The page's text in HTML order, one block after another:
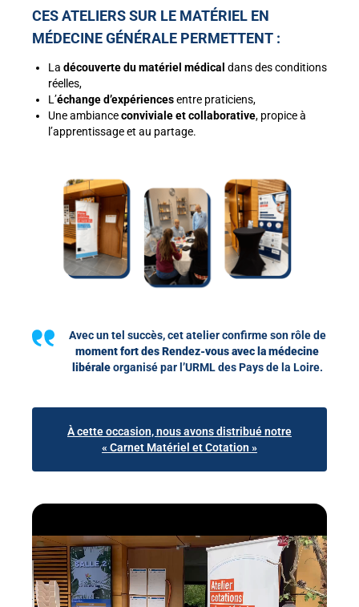
CES ATELIERS SUR LE MATÉRIEL EN
MÉDECINE GÉNÉRALE PERMETTENT :
La découverte du matériel médical dans des conditions
réelles,
L’échange d’expériencesentre praticiens,
Une ambianceconviviale et collaborative, propice à
l’apprentissage et au partage.
Avec un tel succès, cet atelier confirme son rôle de
moment fort des Rendez-vous avec la médecine
libéraleorganisé par l’URML des Pays de la Loire.
À cette occasion, nous avons distribué notre
« Carnet Matériel et Cotation »